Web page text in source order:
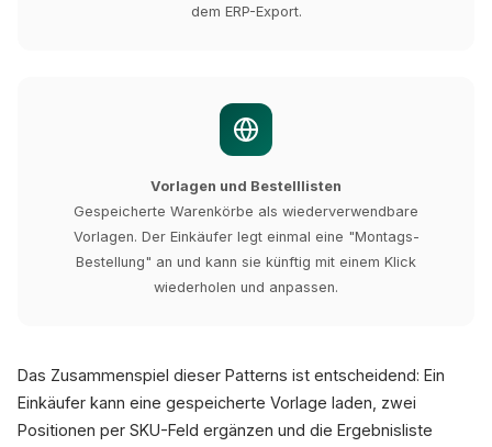
dem ERP-Export.
Vorlagen und Bestelllisten
Gespeicherte Warenkörbe als wiederverwendbare
Vorlagen. Der Einkäufer legt einmal eine "Montags-
Bestellung" an und kann sie künftig mit einem Klick
wiederholen und anpassen.
Das Zusammenspiel dieser Patterns ist entscheidend: Ein
Einkäufer kann eine gespeicherte Vorlage laden, zwei
Positionen per SKU-Feld ergänzen und die Ergebnisliste